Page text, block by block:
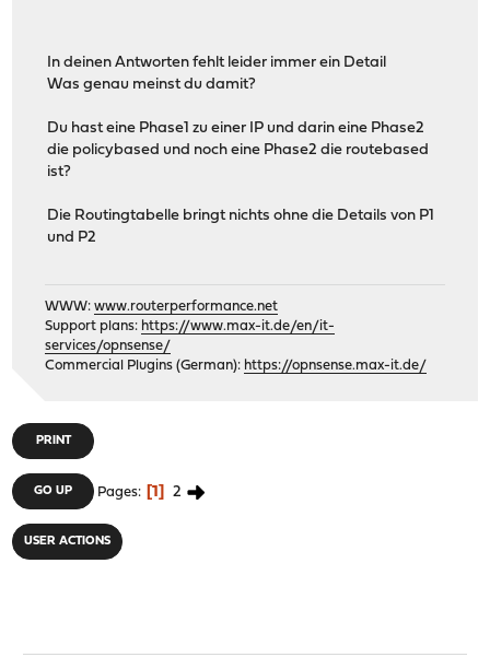
In deinen Antworten fehlt leider immer ein Detail
Was genau meinst du damit?
Du hast eine Phase1 zu einer IP und darin eine Phase2
die policybased und noch eine Phase2 die routebased
ist?
Die Routingtabelle bringt nichts ohne die Details von P1
und P2
WWW:www.routerperformance.net
Support plans: https://www.max-it.de/en/it-
services/opnsense/
Commercial Plugins (German): https://opnsense.max-it.de/
PRINT
GO UP Pages 1 2
USER ACTIONS